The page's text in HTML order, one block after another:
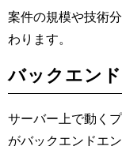
案件の規模や技術
わります。
バックエン
サーバー上で動く
がバックエンドエ